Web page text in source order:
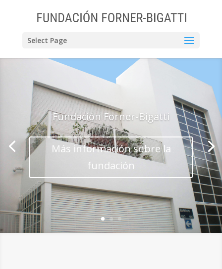
Select Page
Fundación Forner-Bigatti
Más información sobre la
fundación